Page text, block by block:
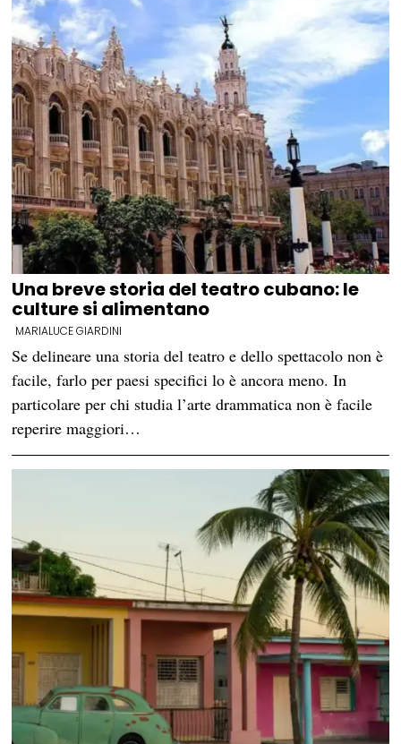
Una breve storia del teatro cubano: le
culture si alimentano
MARIALUCE GIARDINI
Se delineare una storia del teatro e dello spettacolo non è
facile, farlo per paesi specifici lo è ancora meno. In
particolare per chi studia l’arte drammatica non è facile
reperire maggiori…